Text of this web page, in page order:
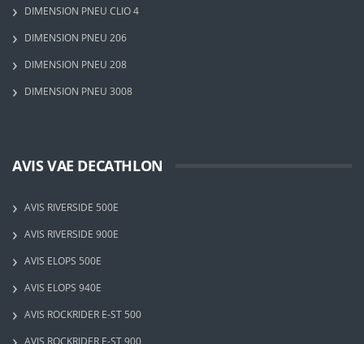
DIMENSION PNEU CLIO 4
DIMENSION PNEU 206
DIMENSION PNEU 208
DIMENSION PNEU 3008
AVIS VAE DECATHLON
AVIS RIVERSIDE 500E
AVIS RIVERSIDE 900E
AVIS ELOPS 500E
AVIS ELOPS 940E
AVIS ROCKRIDER E-ST 500
AVIS ROCKRIDER E-ST 900